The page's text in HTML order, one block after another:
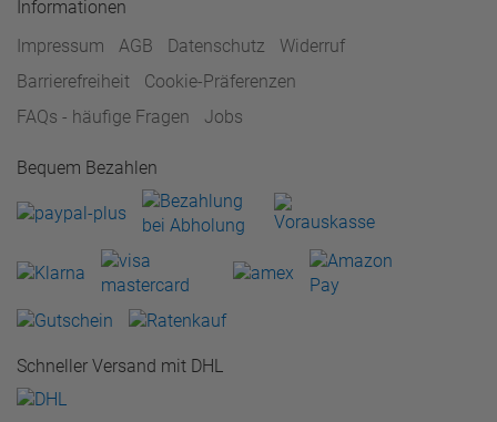
Informationen
Impressum
AGB Datenschutz
Widerruf
Barrierefreiheit
Cookie-Präferenzen
FAQs - häufige Fragen
Jobs
Bequem Bezahlen
Schneller Versand mit DHL